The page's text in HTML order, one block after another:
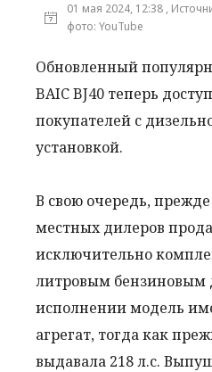
01 мая 2024, 12:38 ,
фото: YouTube
Обновленный
BAIC BJ40 теперь
покупателей с
установкой.
В свою очередь,
местных дилеров
исключительно
литровым бензиновым
исполнении модель
агрегат, тогда как
выдавала 218 л.с.